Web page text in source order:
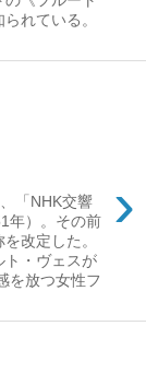
れている。
›
「NHK交響
年）。その前
改定した。
ト・ヴェスが
を放つ女性フ